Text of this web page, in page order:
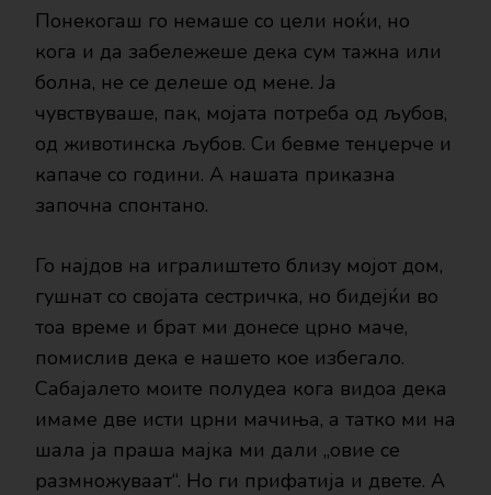
Понекогаш го немаше со цели ноќи, но
кога и да забележеше дека сум тажна или
болна, не се делеше од мене. Ја
чувствуваше, пак, мојата потреба од љубов,
од животинска љубов. Си бевме тенџерче и
капаче со години. А нашата приказна
започна спонтано.
Го најдов на игралиштето близу мојот дом,
гушнат со својата сестричка, но бидејќи во
тоа време и брат ми донесе црно маче,
помислив дека е нашето кое избегало.
Сабајалето моите полудеа кога видоа дека
имаме две исти црни мачиња, а татко ми на
шала ја праша мајка ми дали „овие се
размножуваат“. Но ги прифатија и двете. А